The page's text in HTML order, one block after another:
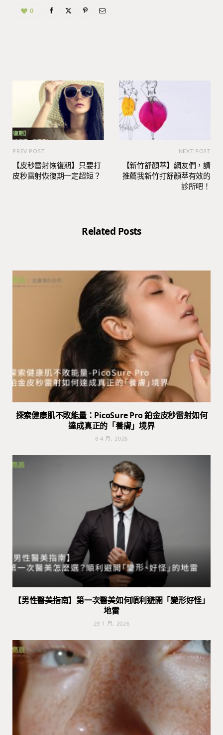
0
PREV POST
【皮秒雷射恢復期】只要打
皮秒雷射恢復期一定超短？
NEXT POST
【新竹舒顏萃】網友們，請
推薦我新竹打舒顏萃有效的
診所吧！
Related Posts
探索健康肌不敗能量：PicoSure Pro 鉑金皮秒雷射如何
達成真正的「養膚」境界
8 4 月, 2026
【男性醫美指南】第一次醫美如何順利避開「變形好怪」
地雷
29 1 月, 2026